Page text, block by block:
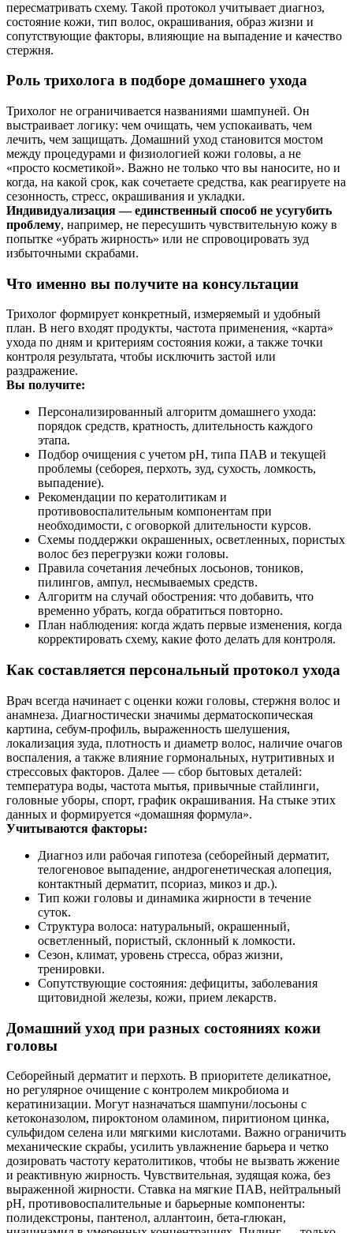
пересматривать схему. Такой протокол учитывает диагноз,
состояние кожи, тип волос, окрашивания, образ жизни и
сопутствующие факторы, влияющие на выпадение и качество
стержня.
Роль трихолога в подборе домашнего ухода
Трихолог не ограничивается названиями шампуней. Он
выстраивает логику: чем очищать, чем успокаивать, чем
лечить, чем защищать. Домашний уход становится мостом
между процедурами и физиологией кожи головы, а не
«просто косметикой». Важно не только что вы наносите, но и
когда, на какой срок, как сочетаете средства, как реагируете на
сезонность, стресс, окрашивания и укладки.
Индивидуализация — единственный способ не усугубить
проблему, например, не пересушить чувствительную кожу в
попытке «убрать жирность» или не спровоцировать зуд
избыточными скрабами.
Что именно вы получите на консультации
Трихолог формирует конкретный, измеряемый и удобный
план. В него входят продукты, частота применения, «карта»
ухода по дням и критериям состояния кожи, а также точки
контроля результата, чтобы исключить застой или
раздражение.
Вы получите:
Персонализированный алгоритм домашнего ухода:
порядок средств, кратность, длительность каждого
этапа.
Подбор очищения с учетом pH, типа ПАВ и текущей
проблемы (себорея, перхоть, зуд, сухость, ломкость,
выпадение).
Рекомендации по кератолитикам и
противовоспалительным компонентам при
необходимости, с оговоркой длительности курсов.
Схемы поддержки окрашенных, осветленных, пористых
волос без перегрузки кожи головы.
Правила сочетания лечебных лосьонов, тоников,
пилингов, ампул, несмываемых средств.
Алгоритм на случай обострения: что добавить, что
временно убрать, когда обратиться повторно.
План наблюдения: когда ждать первые изменения, когда
корректировать схему, какие фото делать для контроля.
Как составляется персональный протокол ухода
Врач всегда начинает с оценки кожи головы, стержня волос и
анамнеза. Диагностически значимы дерматоскопическая
картина, себум‑профиль, выраженность шелушения,
локализация зуда, плотность и диаметр волос, наличие очагов
воспаления, а также влияние гормональных, нутритивных и
стрессовых факторов. Далее — сбор бытовых деталей:
температура воды, частота мытья, привычные стайлинги,
головные уборы, спорт, график окрашивания. На стыке этих
данных и формируется «домашняя формула».
Учитываются факторы:
Диагноз или рабочая гипотеза (себорейный дерматит,
телогеновое выпадение, андрогенетическая алопеция,
контактный дерматит, псориаз, микоз и др.).
Тип кожи головы и динамика жирности в течение
суток.
Структура волоса: натуральный, окрашенный,
осветленный, пористый, склонный к ломкости.
Сезон, климат, уровень стресса, образ жизни,
тренировки.
Сопутствующие состояния: дефициты, заболевания
щитовидной железы, кожи, прием лекарств.
Домашний уход при разных состояниях кожи
головы
Себорейный дерматит и перхоть. В приоритете деликатное,
но регулярное очищение с контролем микробиома и
кератинизации. Могут назначаться шампуни/лосьоны с
кетоконазолом, пироктоном оламином, пиритионом цинка,
сульфидом селена или мягкими кислотами. Важно ограничить
механические скрабы, усилить увлажнение барьера и четко
дозировать частоту кератолитиков, чтобы не вызвать жжение
и реактивную жирность. Чувствительная, зудящая кожа, без
выраженной жирности. Ставка на мягкие ПАВ, нейтральный
pH, противовоспалительные и барьерные компоненты:
полидекстроны, пантенол, аллантоин, бета‑глюкан,